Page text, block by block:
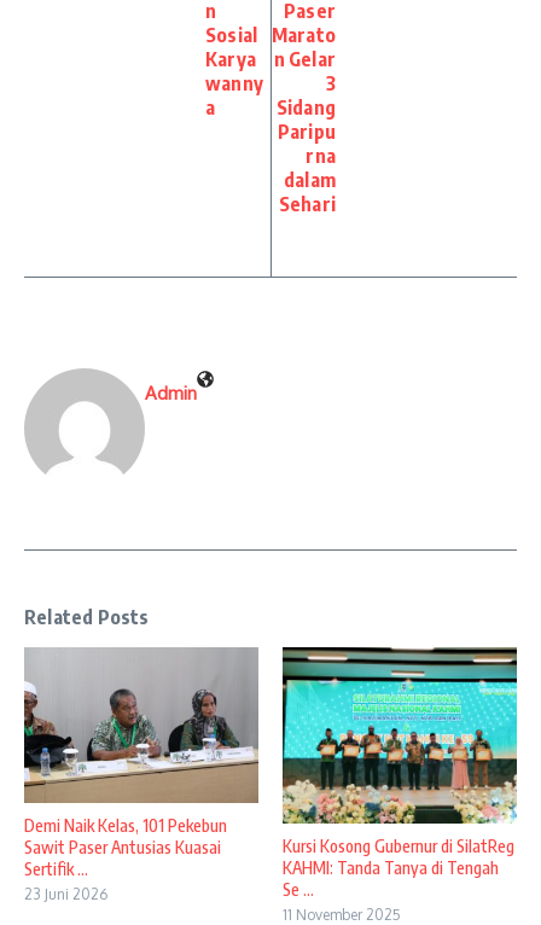
n
Sosial
Karya
wanny
a
Paser
Marato
n Gelar
3
Sidang
Paripu
rna
dalam
Sehari
Admin
Related Posts
Demi Naik Kelas, 101 Pekebun
Sawit Paser Antusias Kuasai
Sertifik ...
23 Juni 2026
Kursi Kosong Gubernur di SilatReg
KAHMI: Tanda Tanya di Tengah
Se ...
11 November 2025